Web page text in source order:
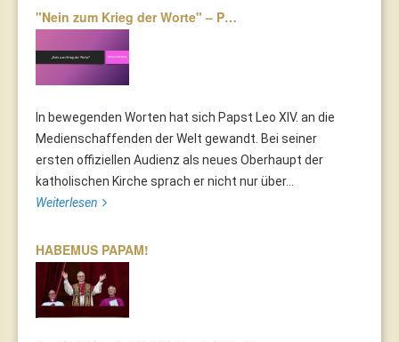
"Nein zum Krieg der Worte" – P…
In bewegenden Worten hat sich Papst Leo XIV. an die
Medienschaffenden der Welt gewandt. Bei seiner
ersten offiziellen Audienz als neues Oberhaupt der
katholischen Kirche sprach er nicht nur über...
Weiterlesen
HABEMUS PAPAM!